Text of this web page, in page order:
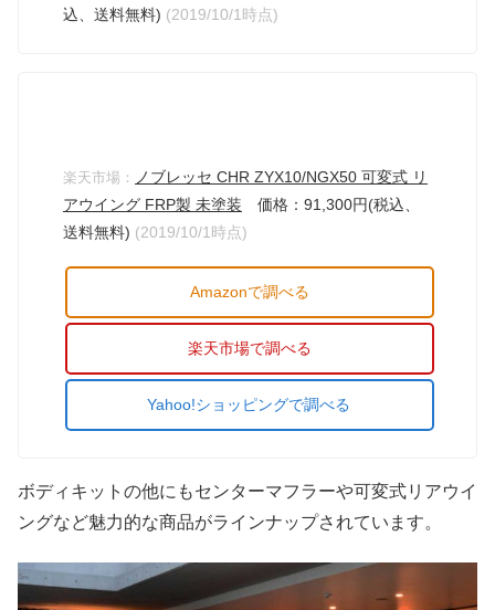
込、送料無料) (2019/10/1時点)
楽天市場：
ノブレッセ CHR ZYX10/NGX50 可変式 リ
アウイング FRP製 未塗装 価格：91,300円(税込、
送料無料) (2019/10/1時点)
Amazonで調べる
楽天市場で調べる
Yahoo!ショッピングで調べる
ボディキットの他にもセンターマフラーや可変式リアウイ
ングなど魅力的な商品がラインナップされています。